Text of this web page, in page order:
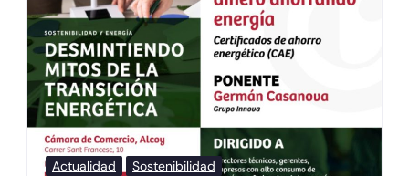
Actualidad Sostenibilidad